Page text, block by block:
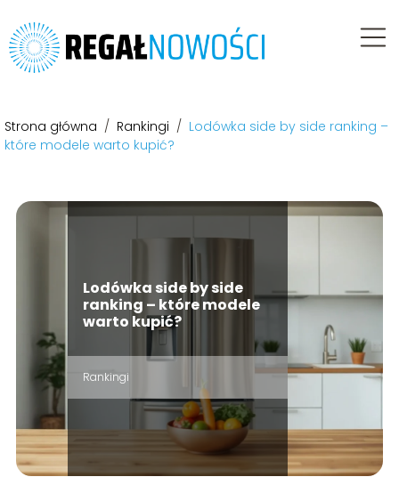
Strona główna / Rankingi / Lodówka side by side ranking –
które modele warto kupić?
Lodówka side by side
ranking – które modele
warto kupić?
Rankingi